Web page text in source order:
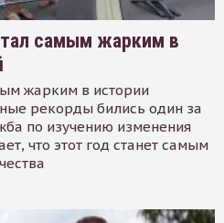
самым жарким в
жарким в истории
рекорды бились один за
по изучению изменения
что этот год станет самым